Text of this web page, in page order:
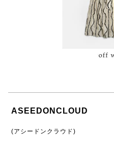
ASEEDONCLOUD
(アシードンクラウド)